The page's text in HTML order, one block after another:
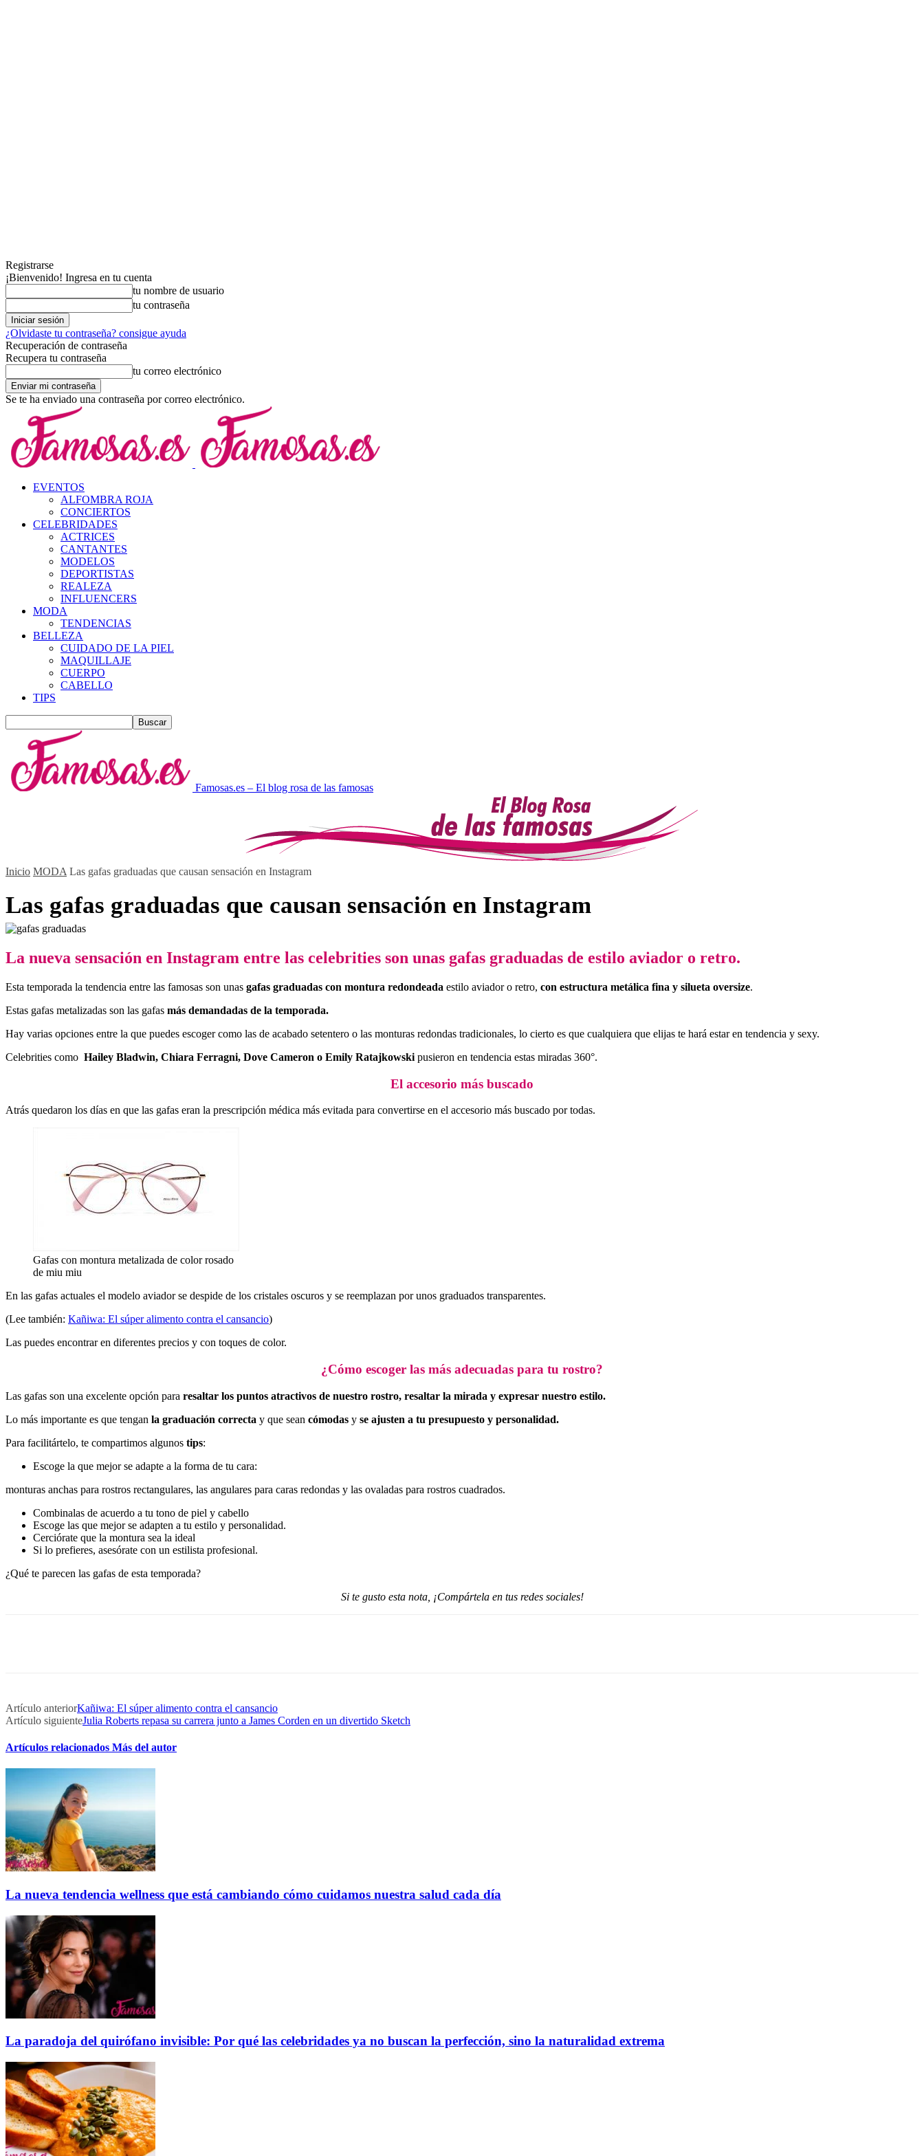
Registrarse
¡Bienvenido! Ingresa en tu cuenta
tu nombre de usuario
tu contraseña
¿Olvidaste tu contraseña? consigue ayuda
Recuperación de contraseña
Recupera tu contraseña
tu correo electrónico
Se te ha enviado una contraseña por correo electrónico.
EVENTOS
ALFOMBRA ROJA
CONCIERTOS
CELEBRIDADES
ACTRICES
CANTANTES
MODELOS
DEPORTISTAS
REALEZA
INFLUENCERS
MODA
TENDENCIAS
BELLEZA
CUIDADO DE LA PIEL
MAQUILLAJE
CUERPO
CABELLO
TIPS
Famosas.es – El blog rosa de las famosas
Inicio MODA Las gafas graduadas que causan sensación en Instagram
Las gafas graduadas que causan sensación en Instagram
La nueva sensación en Instagram entre las celebrities son unas gafas graduadas de estilo aviador o retro.
Esta temporada la tendencia entre las famosas son unas gafas graduadas con montura redondeada estilo aviador o retro, con estructura metálica fina y silueta oversize.
Estas gafas metalizadas son las gafas más demandadas de la temporada.
Hay varias opciones entre la que puedes escoger como las de acabado setentero o las monturas redondas tradicionales, lo cierto es que cualquiera que elijas te hará estar en tendencia y sexy.
Celebrities como Hailey Bladwin, Chiara Ferragni, Dove Cameron o Emily Ratajkowski pusieron en tendencia estas miradas 360°.
El accesorio más buscado
Atrás quedaron los días en que las gafas eran la prescripción médica más evitada para convertirse en el accesorio más buscado por todas.
Gafas con montura metalizada de color rosado
de miu miu
En las gafas actuales el modelo aviador se despide de los cristales oscuros y se reemplazan por unos graduados transparentes.
(Lee también: Kañiwa: El súper alimento contra el cansancio)
Las puedes encontrar en diferentes precios y con toques de color.
¿Cómo escoger las más adecuadas para tu rostro?
Las gafas son una excelente opción para resaltar los puntos atractivos de nuestro rostro, resaltar la mirada y expresar nuestro estilo.
Lo más importante es que tengan la graduación correcta y que sean cómodas y se ajusten a tu presupuesto y personalidad.
Para facilitártelo, te compartimos algunos tips:
Escoge la que mejor se adapte a la forma de tu cara:
monturas anchas para rostros rectangulares, las angulares para caras redondas y las ovaladas para rostros cuadrados.
Combinalas de acuerdo a tu tono de piel y cabello
Escoge las que mejor se adapten a tu estilo y personalidad.
Cerciórate que la montura sea la ideal
Si lo prefieres, asesórate con un estilista profesional.
¿Qué te parecen las gafas de esta temporada?
Si te gusto esta nota, ¡Compártela en tus redes sociales!
Artículo anteriorKañiwa: El súper alimento contra el cansancio
Artículo siguienteJulia Roberts repasa su carrera junto a James Corden en un divertido Sketch
Artículos relacionados Más del autor
La nueva tendencia wellness que está cambiando cómo cuidamos nuestra salud cada día
La paradoja del quirófano invisible: Por qué las celebridades ya no buscan la perfección, sino la naturalidad extrema